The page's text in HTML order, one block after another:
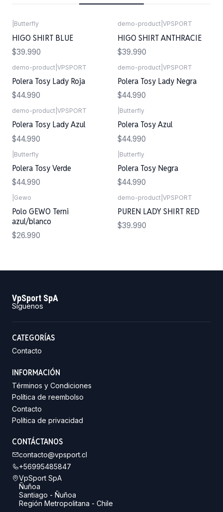
Butterfly
HIGO SHIRT BLUE
$39.990
demo-product VPSPORT
HIGO SHIRT ANTHRACIE
$39.990
demo-product VPSPORT
Polera Tosy Lady Roja
$44.990
demo-product VPSPORT
Polera Tosy Lady Negra
$44.990
demo-product VPSPORT
Polera Tosy Lady Azul
$44.990
Butterfly
Polera Tosy Azul
$44.990
Butterfly
Polera Tosy Verde
$44.990
Butterfly
Polera Tosy Negra
$44.990
Gewo
Polo GEWO Terni
azul/blanco
$26.990
demo-product VPSPORT
PUREN LADY SHIRT RED
$39.990
VpSport SpA
Síguenos
CATEGORÍAS
Contacto
INFORMACIÓN
Términos y Condiciones
Política de reembolso
Contacto
Política de privacidad
CONTÁCTANOS
contacto@vpsport.cl
+56995485847
VpSport SpA
Ñuñoa
Santiago - Ñuñoa
Región Metropolitana - Chile